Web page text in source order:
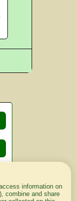
information on
combine and share